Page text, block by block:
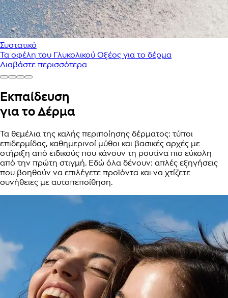
Συστατικό
Τα οφέλη του Γλυκολικού Οξέος για το δέρμα
Διαβάστε περισσότερα
Εκπαίδευση
για το Δέρμα
Τα θεμέλια της καλής περιποίησης δέρματος: τύποι
επιδερμίδας, καθημερινοί μύθοι και βασικές αρχές με
στήριξη από ειδικούς που κάνουν τη ρουτίνα πιο εύκολη
από την πρώτη στιγμή. Εδώ όλα δένουν: απλές εξηγήσεις
που βοηθούν να επιλέγετε προϊόντα και να χτίζετε
συνήθειες με αυτοπεποίθηση.